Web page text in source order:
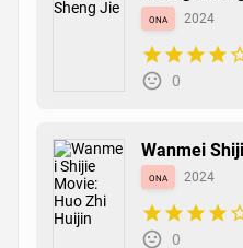
ona 2024
0
Wanmei
ona 2024
0